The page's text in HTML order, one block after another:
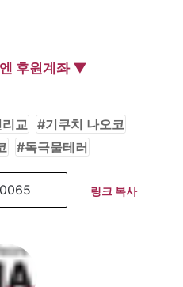
후원계좌 ▼
교
기쿠치 나오코
독극물테러
링크 복사